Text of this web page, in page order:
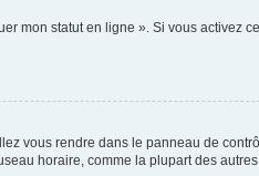
mon statut en ligne ». Si vous activez
vous rendre dans le panneau de
horaire, comme la plupart des